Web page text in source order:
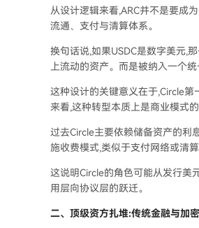
从设计逻辑来看,ARC并不是要成
流通、支付与清算体系。
换句话说,如果USDC是数字美元,
上流动的资产。而是被纳入一个
这种设计的关键意义在于,Circle
来看,这种转型本质上是商业模式的
过去Circle主要依赖储备资产的利
施收费模式,类似于支付网络或清算
这说明Circle的角色可能从发行美
用层向协议层的跃迁。
二、 顶级资方扎堆:传统金融与加